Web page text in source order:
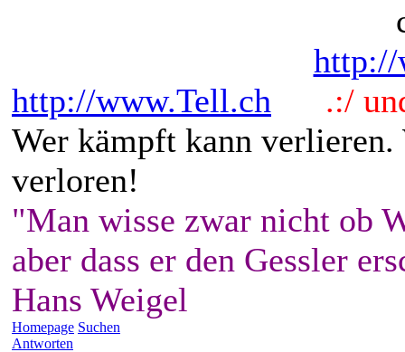
http://
http://www.Tell.ch
.:/
Wer kämpft kann
verloren!
"Man wisse zwar nicht ob
aber dass er den Gessler
Hans Weigel
Homepage Suchen
Antworten